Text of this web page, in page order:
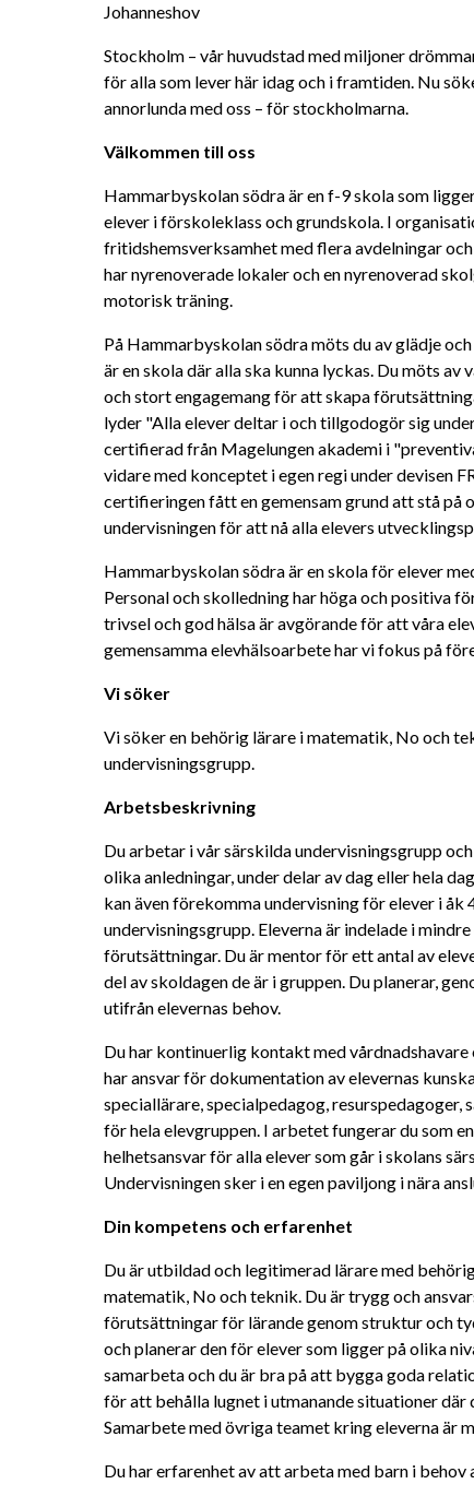
Johanneshov
Stockholm – vår huvudstad med miljoner
för alla som lever här idag och i framtiden. Nu
annorlunda med oss – för stockholmarna.
Välkommen till oss
Hammarbyskolan södra är en f-9 skola som
elever i förskoleklass och grundskola. I
fritidshemsverksamhet med flera avdelningar
har nyrenoverade lokaler och en nyrenoverad
motorisk träning.
På Hammarbyskolan södra möts du av glädje
är en skola där alla ska kunna lyckas. Du möts
och stort engagemang för att skapa
lyder "Alla elever deltar i och tillgodogör sig
certifierad från Magelungen akademi i
vidare med konceptet i egen regi under devisen
certifieringen fått en gemensam grund att stå på
undervisningen för att nå alla elevers
Hammarbyskolan södra är en skola för elever
Personal och skolledning har höga och positiva
trivsel och god hälsa är avgörande för att våra
gemensamma elevhälsoarbete har vi fokus på
Vi söker
Vi söker en behörig lärare i matematik, No och
undervisningsgrupp.
Arbetsbeskrivning
Du arbetar i vår särskilda undervisningsgrupp
olika anledningar, under delar av dag eller hela
kan även förekomma undervisning för elever i åk
undervisningsgrupp. Eleverna är indelade i
förutsättningar. Du är mentor för ett antal av
del av skoldagen de är i gruppen. Du planerar,
utifrån elevernas behov.
Du har kontinuerlig kontakt med
har ansvar för dokumentation av elevernas
speciallärare, specialpedagog,
för hela elevgruppen. I arbetet fungerar du som
helhetsansvar för alla elever som går i skolans
Undervisningen sker i en egen paviljong i nära
Din kompetens och erfarenhet
Du är utbildad och legitimerad lärare med
matematik, No och teknik. Du är trygg och
förutsättningar för lärande genom struktur och
och planerar den för elever som ligger på olika
samarbeta och du är bra på att bygga goda
för att behålla lugnet i utmanande situationer
Samarbete med övriga teamet kring eleverna är
Du har erfarenhet av att arbeta med barn i behov